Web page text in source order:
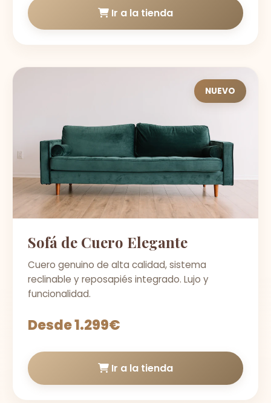
Ir a la tienda
NUEVO
Sofá de Cuero Elegante
Cuero genuino de alta calidad, sistema
reclinable y reposapiés integrado. Lujo y
funcionalidad.
Desde 1.299€
Ir a la tienda